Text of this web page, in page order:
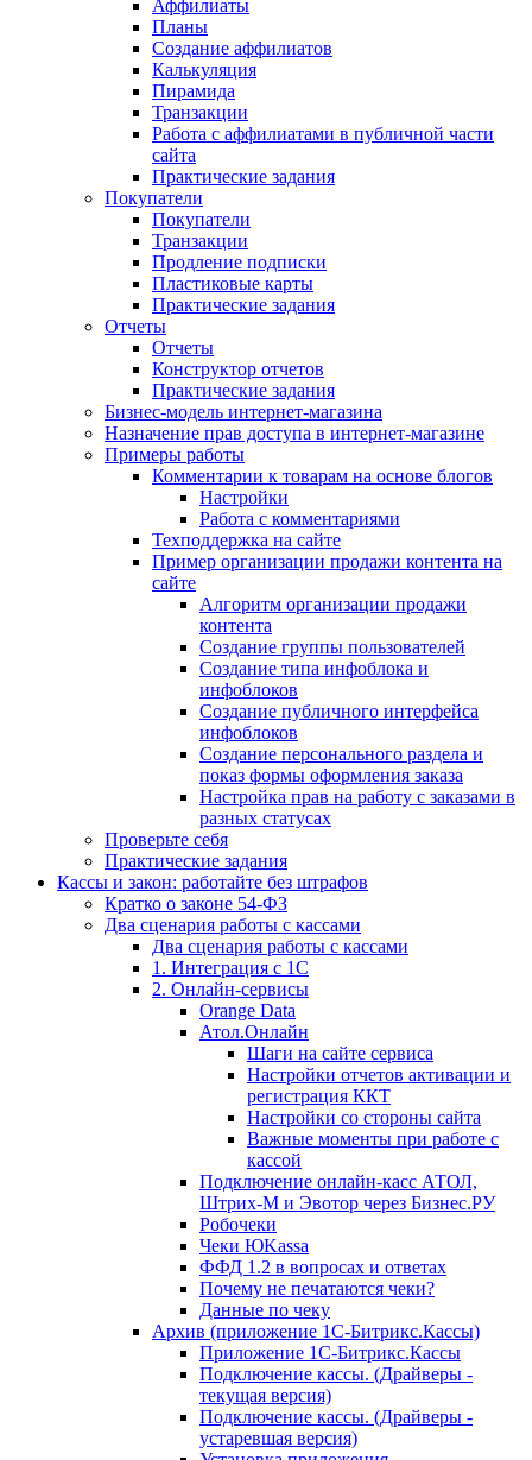
Аффилиаты
Планы
Создание аффилиатов
Калькуляция
Пирамида
Транзакции
Работа с аффилиатами в публичной части
сайта
Практические задания
Покупатели
Покупатели
Транзакции
Продление подписки
Пластиковые карты
Практические задания
Отчеты
Отчеты
Конструктор отчетов
Практические задания
Бизнес-модель интернет-магазина
Назначение прав доступа в интернет-магазине
Примеры работы
Комментарии к товарам на основе блогов
Настройки
Работа с комментариями
Техподдержка на сайте
Пример организации продажи контента на
сайте
Алгоритм организации продажи
контента
Создание группы пользователей
Создание типа инфоблока и
инфоблоков
Создание публичного интерфейса
инфоблоков
Создание персонального раздела и
показ формы оформления заказа
Настройка прав на работу с заказами в
разных статусах
Проверьте себя
Практические задания
Кассы и закон: работайте без штрафов
Кратко о законе 54-ФЗ
Два сценария работы с кассами
Два сценария работы с кассами
1. Интеграция с 1С
2. Онлайн-сервисы
Orange Data
Атол.Онлайн
Шаги на сайте сервиса
Настройки отчетов активации и
регистрация ККТ
Настройки со стороны сайта
Важные моменты при работе с
кассой
Подключение онлайн-касс АТОЛ,
Штрих-М и Эвотор через Бизнес.РУ
Робочеки
Чеки ЮKassa
ФФД 1.2 в вопросах и ответах
Почему не печатаются чеки?
Данные по чеку
Архив (приложение 1С-Битрикс.Кассы)
Приложение 1С-Битрикс.Кассы
Подключение кассы. (Драйверы -
текущая версия)
Подключение кассы. (Драйверы -
устаревшая версия)